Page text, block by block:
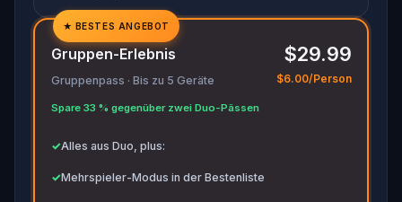
✓
✓
★ BESTES ANGEBOT
Gruppen-Erlebnis
Gruppenpass · Bis zu 5 Geräte
Spare 33 % gegenüber zwei Duo-Pässen
$29.99
$6.00/Person
✓Alles aus Duo, plus:
✓Mehrspieler-Modus in der Bestenliste